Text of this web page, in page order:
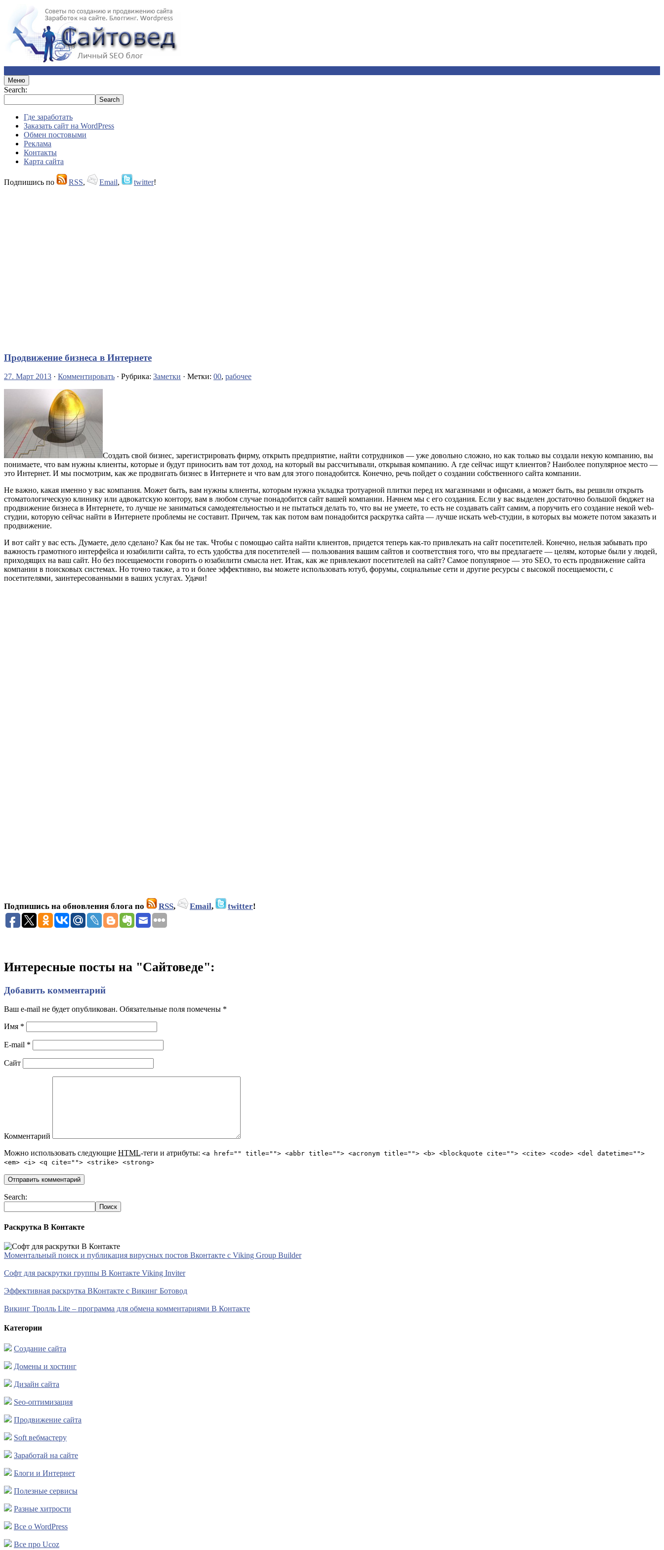
Меню
Search:
Где заработать
Заказать сайт на WordPress
Обмен постовыми
Реклама
Контакты
Карта сайта
Подпишись по RSS, Email, twitter!
Продвижение бизнеса в Интернете
27. Март 2013 · Комментировать · Рубрика: Заметки · Метки: 00, рабочее
Создать свой бизнес, зарегистрировать фирму, открыть предприятие, найти сотрудников — уже довольно сложно, но как только вы создали некую компанию, вы
понимаете, что вам нужны клиенты, которые и будут приносить вам тот доход, на который вы рассчитывали, открывая компанию. А где сейчас ищут клиентов? Наиболее популярное место —
это Интернет. И мы посмотрим, как же продвигать бизнес в Интернете и что вам для этого понадобится. Конечно, речь пойдет о создании собственного сайта компании.
Не важно, какая именно у вас компания. Может быть, вам нужны клиенты, которым нужна укладка тротуарной плитки перед их магазинами и офисами, а может быть, вы решили открыть
стоматологическую клинику или адвокатскую контору, вам в любом случае понадобится сайт вашей компании. Начнем мы с его создания. Если у вас выделен достаточно большой бюджет на
продвижение бизнеса в Интернете, то лучше не заниматься самодеятельностью и не пытаться делать то, что вы не умеете, то есть не создавать сайт самим, а поручить его создание некой web-
студии, которую сейчас найти в Интернете проблемы не составит. Причем, так как потом вам понадобится раскрутка сайта — лучше искать web-студии, в которых вы можете потом заказать и
продвижение.
И вот сайт у вас есть. Думаете, дело сделано? Как бы не так. Чтобы с помощью сайта найти клиентов, придется теперь как-то привлекать на сайт посетителей. Конечно, нельзя забывать про
важность грамотного интерфейса и юзабилити сайта, то есть удобства для посетителей — пользования вашим сайтов и соответствия того, что вы предлагаете — целям, которые были у людей,
приходящих на ваш сайт. Но без посещаемости говорить о юзабилити смысла нет. Итак, как же привлекают посетителей на сайт? Самое популярное — это SEO, то есть продвижение сайта
компании в поисковых системах. Но точно также, а то и более эффективно, вы можете использовать ютуб, форумы, социальные сети и другие ресурсы с высокой посещаемости, с
посетителями, заинтересованными в ваших услугах. Удачи!
Подпишись на обновления блога по RSS, Email, twitter!
Интересные посты на "Сайтоведе":
Добавить комментарий
Ваш e-mail не будет опубликован. Обязательные поля помечены *
Имя *
E-mail *
Сайт
Комментарий
Можно использовать следующие HTML-теги и атрибуты: <a href="" title=""> <abbr title=""> <acronym title=""> <b> <blockquote cite=""> <cite> <code> <del datetime="">
<em> <i> <q cite=""> <strike> <strong>
Search:
Раскрутка В Контакте
Моментальный поиск и публикация вирусных постов Вконтакте с Viking Group Builder
Софт для раскрутки группы В Контакте Viking Inviter
Эффективная раскрутка ВКонтакте с Викинг Ботовод
Викинг Тролль Lite – программа для обмена комментариями В Контакте
Категории
Создание сайта
Домены и хостинг
Дизайн сайта
Seo-оптимизация
Продвижение сайта
Soft вебмастеру
Заработай на сайте
Блоги и Интернет
Полезные сервисы
Разные хитрости
Все о WordPress
Все про Ucoz